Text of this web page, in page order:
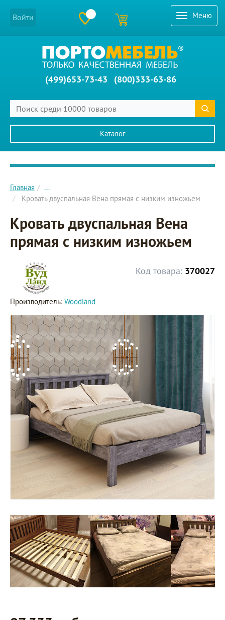
Меню
Войти
(499)653-73-43 (800)333-63-86
Каталог
Главное меню сайта
Главная
...
Кровать двуспальная Вена прямая с низким изножьем
Кровать двуспальная Вена
прямая с низким изножьем
Код товара: 370027
Производитель: Woodland